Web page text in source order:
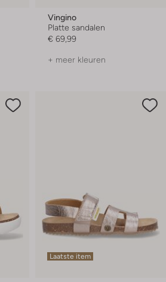
Vingino
Platte sandalen
€ 69,99
+ meer kleuren
Laatste item